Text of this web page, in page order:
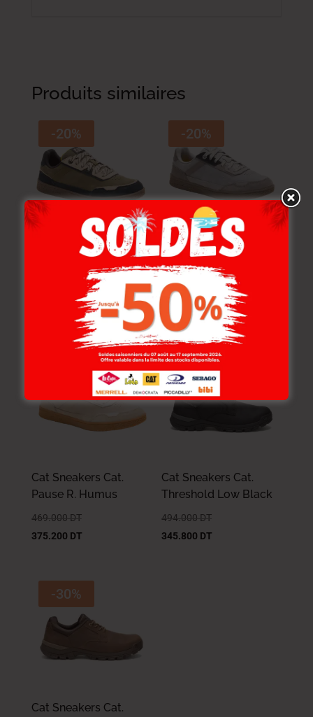
Produits similaires
-20%
Cat Sneakers Cat.
Pause R. Dark Olive
DT
-20%
Cat Sneakers Cat.
Pause R. Frost Grey
469.000
375.200DT
Cat Sneakers Cat.
Pause R. Humus
469.000 DT
375.200 DT
-30%
Cat Sneakers Cat.
Threshold Low Black
494.000 DT
345.800 DT
-30%
Cat Sneakers Cat.